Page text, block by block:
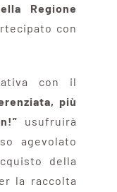
Regione
con
con il
più
usufruirà
agevolato
della
la raccolta